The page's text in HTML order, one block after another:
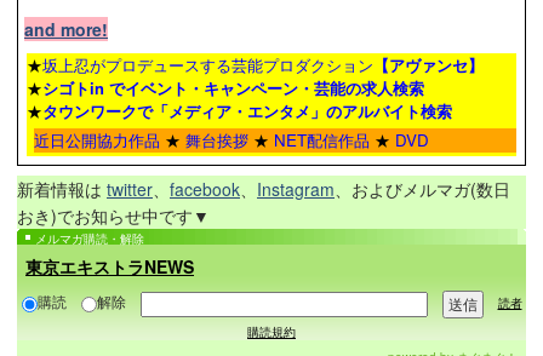
and more!
★坂上忍がプロデュースする芸能プロダクション 【アヴァンセ】
★シゴトin でイベント・キャンペーン・芸能の求人検索
★タウンワークで「メディア・エンタメ」のアルバイト検索
近日公開協力作品 ★ 舞台挨拶 ★ NET配信作品 ★ DVD
新着情報は twitter、 facebook、 Instagram、およびメルマガ(数日
おき)でお知らせ中です▼
メルマガ購読・解除
東京エキストラNEWS
購読 解除
読者
購読規約